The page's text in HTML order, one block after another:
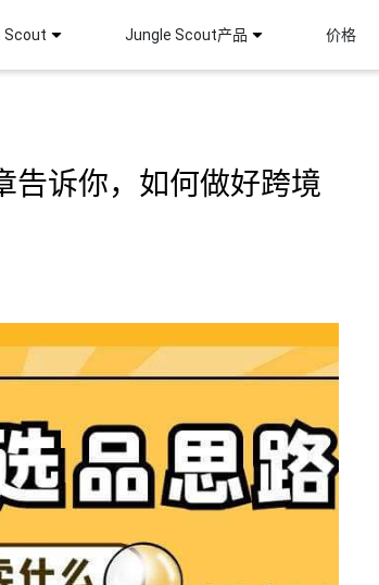
Scout Jungle Scout产品 价格
告诉你，如何做好跨境